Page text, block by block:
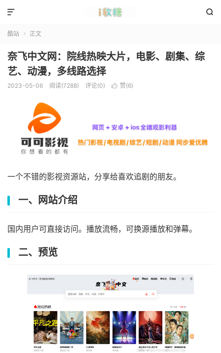


酷站  正文
奈飞中文网：院线热映大片，电影、剧集、综
艺、动漫，多线路选择
2023-05-06 阅读(7288) 评论(0)  赞(6)
一个不错的影视资源站，分享给喜欢追剧的朋友。
一、网站介绍
国内用户可直接访问。播放流畅，可换源播放和弹幕。
二、预览